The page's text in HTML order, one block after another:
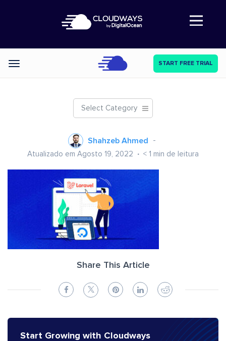
Abre a navegação
Categories START FREE TRIAL
Select Category
Shahzeb Ahmed
Atualizado em Agosto 19, 2022 < 1 min de leitura
Share This Article
Start Growing with Cloudways